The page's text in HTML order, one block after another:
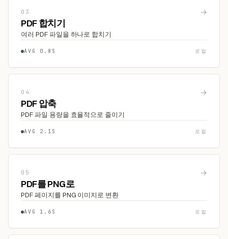
03 →
PDF 합치기
여러 PDF 파일을 하나로 합치기
AVG 0.8S 로컬
04 →
PDF 압축
PDF 파일 용량을 효율적으로 줄이기
AVG 2.1S 로컬
05 →
PDF를 PNG로
PDF 페이지를 PNG 이미지로 변환
AVG 1.6S 로컬